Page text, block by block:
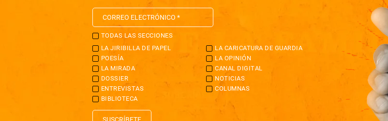
TODAS LAS SECCIONES
LA JIRIBILLA DE PAPEL
LA CARICATURA DE GUARDIA
POESÍA
LA OPINIÓN
LA MIRADA
CANAL DIGITAL
DOSSIER
NOTICIAS
ENTREVISTAS
COLUMNAS
BIBLIOTECA